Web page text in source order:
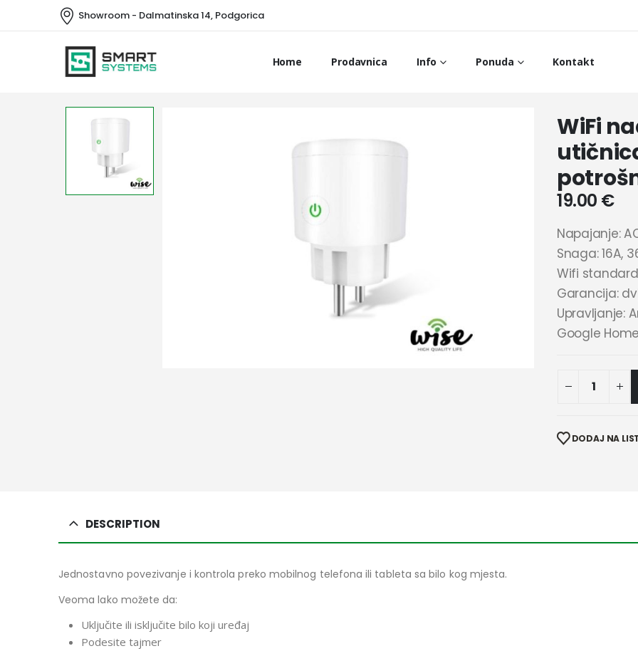
Showroom - Dalmatinska 14, Podgorica
Home Prodavnica Info Ponuda Kontakt
WiFi
19.00 €
Napajanje:
Snaga: 16A,
Wifi
Garancija:
Upravljanje:
Google Home
DODAJ NA
DESCRIPTION
Jednostavno povezivanje i kontrola preko mobilnog telefona ili tableta sa bilo kog mjesta.
Veoma lako možete da:
Uključite ili isključite bilo koji uređaj
Podesite tajmer